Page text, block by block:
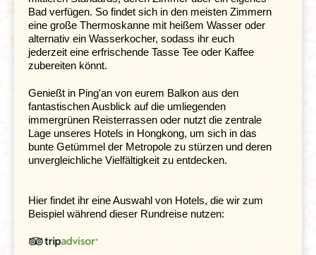
Der nächste Halt unserer Reise istXi'an, eine der
Vergangenheit bildete sie den östlichen Endpunkt der
Seidenstraße und die erste Hauptstadt des vereinigten
China. Seitdem ist Xi'an lange Zeit das kulturelle,
wirtschaftliche und politische Zentrum des Landes
geblieben. Dies hat der Stadt einen sehr
Bad verfügen. So findet sich in den meisten Zimmern
eine große Thermoskanne mit heißem Wasser oder
alternativ ein Wasserkocher, sodass ihr euch
jederzeit eine erfrischende Tasse Tee oder Kaffee
zubereiten könnt.
Genießt in Ping'an von eurem Balkon aus den
fantastischen Ausblick auf die umliegenden
immergrünen Reisterrassen oder nutzt die zentrale
Lage unseres Hotels in Hongkong, um sich in das
bunte Getümmel der Metropole zu stürzen und deren
unvergleichliche Vielfältigkeit zu entdecken.
Hier findet ihr eine Auswahl von Hotels, die wir zum
Beispiel während dieser Rundreise nutzen: